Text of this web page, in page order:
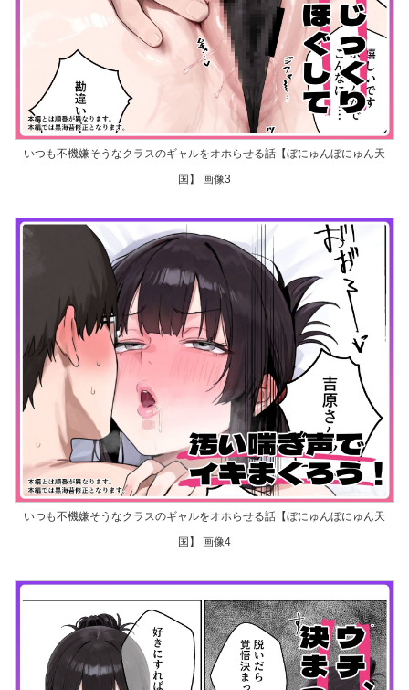
いつも不機嫌そうなクラスのギャルをオホらせる話【ぼにゅんぼにゅん天
国】 画像3
いつも不機嫌そうなクラスのギャルをオホらせる話【ぼにゅんぼにゅん天
国】 画像4